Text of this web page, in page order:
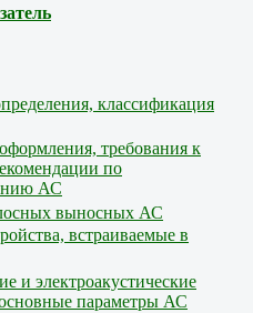
классификация
требования к
по
АС
выносных АС
встраиваемые в
и электроакустические
параметры АС